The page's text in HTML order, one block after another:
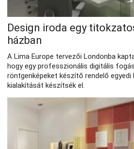
Design iroda egy
házban
A Lima Europe tervezői Londonba
hogy egy professzionális digitális
röntgenképeket készítő rendelő
kialakítását készítsék el.